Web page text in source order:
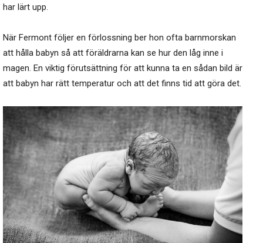
har lärt upp.
När Fermont följer en förlossning ber hon ofta barnmorskan
att hålla babyn så att föräldrarna kan se hur den låg inne i
magen. En viktig förutsättning för att kunna ta en sådan bild är
att babyn har rätt temperatur och att det finns tid att göra det.